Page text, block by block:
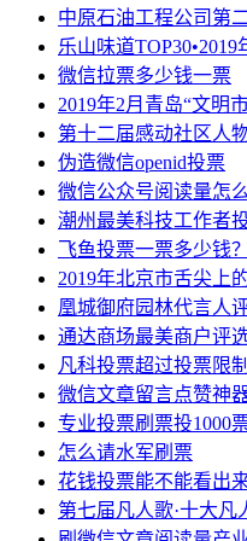
中原石油工程公司第
乐山味道
微信拉票多少钱一票
2019年2月青岛“文明
第十二届感动社区人
伪造微信openid投票
微信公众号阅读量怎
潮州最美科技工作者
飞鱼投票一票多少钱
2019年北京市舌尖上
凰城御府园林代言人
通达商场最美商户评
凡科投票超过投票限
微信文章留言点赞神
专业投票刷票投1000
怎么请水军刷票
花钱投票能不能看出
第七届凡人歌·十大凡